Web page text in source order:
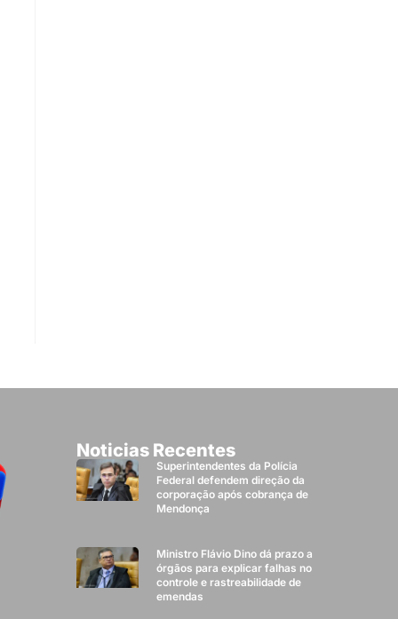
Noticias Recentes
Superintendentes da Polícia
Federal defendem direção da
corporação após cobrança de
Mendonça
Ministro Flávio Dino dá prazo a
órgãos para explicar falhas no
controle e rastreabilidade de
emendas